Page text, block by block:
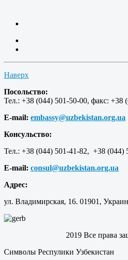
Наверх
Посольство:
Тел.: +38 (044) 501-50-00, факс: +38
E-mail: embassy@uzbekistan.org.ua
Консульство:
Тел.: +38 (044) 501-41-82, +38 (044)
E-mail: consul@uzbekistan.org.ua
Адрес:
ул. Владимирская, 16. 01901,
2019 Все права
Символы Респулики Узбекистан